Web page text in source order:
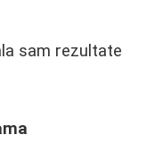
sam rezultate